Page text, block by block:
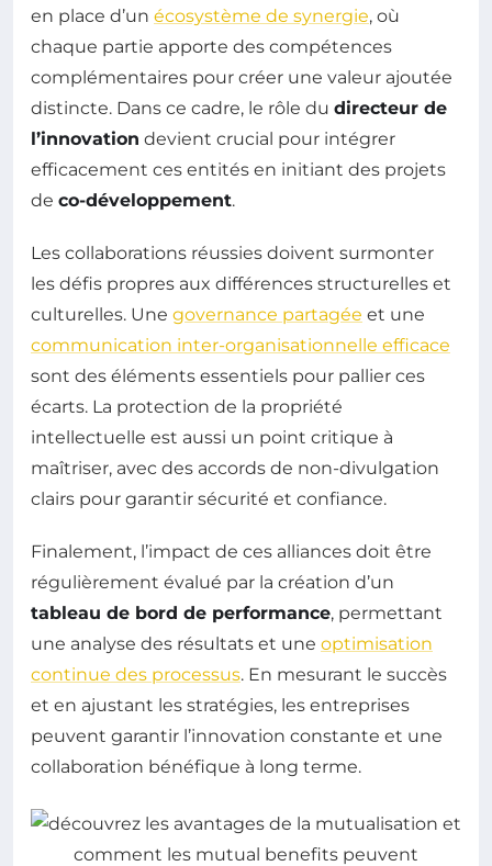
en place d’un écosystème de synergie, où
chaque partie apporte des compétences
complémentaires pour créer une valeur ajoutée
distincte. Dans ce cadre, le rôle du directeur de
l’innovation devient crucial pour intégrer
efficacement ces entités en initiant des projets
de co-développement.
Les collaborations réussies doivent surmonter
les défis propres aux différences structurelles et
culturelles. Une governance partagée et une
communication inter-organisationnelle efficace
sont des éléments essentiels pour pallier ces
écarts. La protection de la propriété
intellectuelle est aussi un point critique à
maîtriser, avec des accords de non-divulgation
clairs pour garantir sécurité et confiance.
Finalement, l’impact de ces alliances doit être
régulièrement évalué par la création d’un
tableau de bord de performance, permettant
une analyse des résultats et une optimisation
continue des processus. En mesurant le succès
et en ajustant les stratégies, les entreprises
peuvent garantir l’innovation constante et une
collaboration bénéfique à long terme.